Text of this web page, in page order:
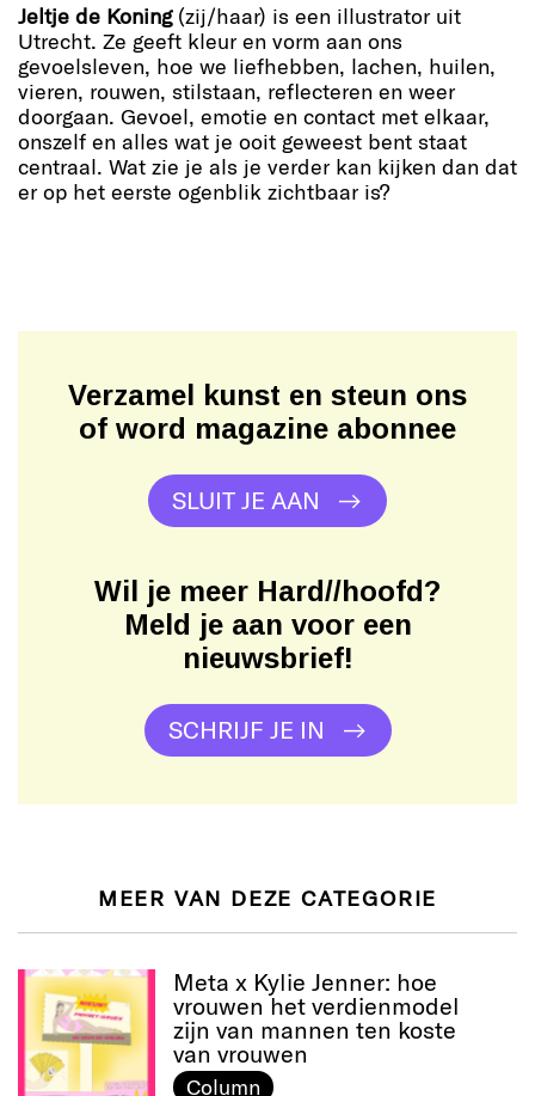
Jeltje de Koning(zij/haar) is een illustrator uit
Utrecht. Ze geeft kleur en vorm aan ons
gevoelsleven, hoe we liefhebben, lachen, huilen,
vieren, rouwen, stilstaan, reflecteren en weer
doorgaan. Gevoel, emotie en contact met elkaar,
onszelf en alles wat je ooit geweest bent staat
centraal. Wat zie je als je verder kan kijken dan dat
er op het eerste ogenblik zichtbaar is?
Verzamel kunst en steun ons
of word magazine abonnee
SLUIT JE AAN
Wil je meer Hard//hoofd?
Meld je aan voor een
nieuwsbrief!
SCHRIJF JE IN
MEER VAN DEZE CATEGORIE
Meta x Kylie Jenner: hoe
vrouwen het verdienmodel
zijn van mannen ten koste
van vrouwen
Column